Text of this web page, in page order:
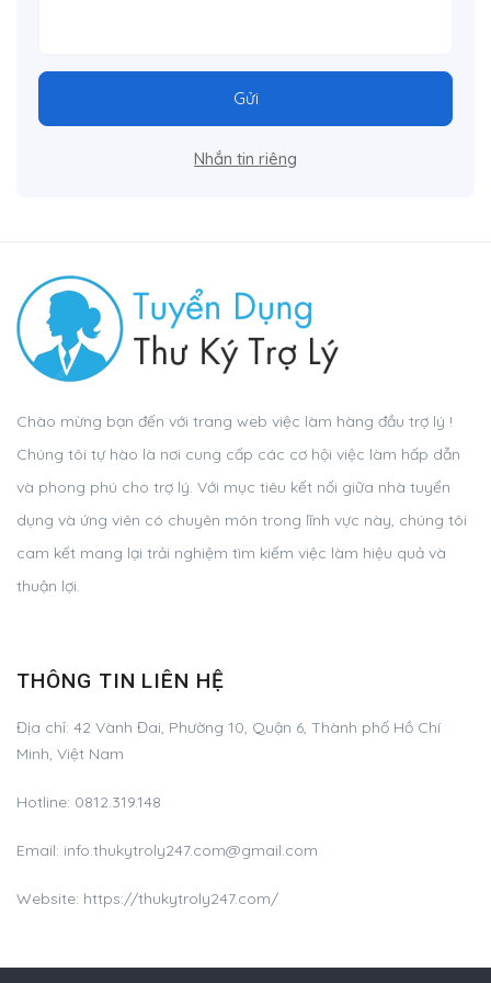
Gửi
Nhắn tin riêng
Chào mừng bạn đến với trang web việc làm hàng đầu trợ lý !
Chúng tôi tự hào là nơi cung cấp các cơ hội việc làm hấp dẫn
và phong phú cho trợ lý. Với mục tiêu kết nối giữa nhà tuyển
dụng và ứng viên có chuyên môn trong lĩnh vực này, chúng tôi
cam kết mang lại trải nghiệm tìm kiếm việc làm hiệu quả và
thuận lợi.
THÔNG TIN LIÊN HỆ
Địa chỉ: 42 Vành Đai, Phường 10, Quận 6, Thành phố Hồ Chí
Minh, Việt Nam
Hotline: 0812.319.148
Email: info.thukytroly247.com@gmail.com
Website: https://thukytroly247.com/